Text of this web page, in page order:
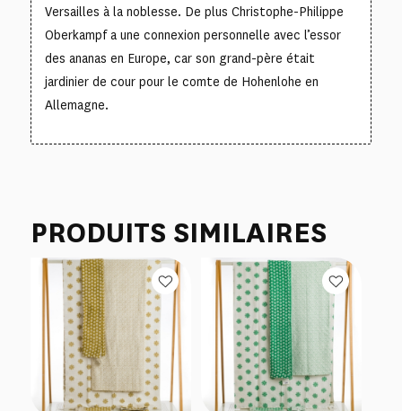
Versailles à la noblesse. De plus Christophe-Philippe
Oberkampf a une connexion personnelle avec l’essor
des ananas en Europe, car son grand-père était
jardinier de cour pour le comte de Hohenlohe en
Allemagne.
PRODUITS SIMILAIRES